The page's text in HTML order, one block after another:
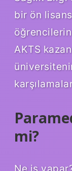
bir ön
AKTS
mi?
Ne iş